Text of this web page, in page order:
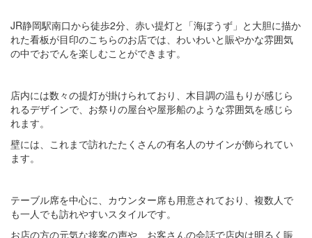
JR静岡駅南口から徒歩2分、赤い提灯と「海ぼうず」と大胆に描か
れた看板が目印のこちらのお店では、わいわいと賑やかな雰囲気
の中でおでんを楽しむことができます。
店内には数々の提灯が掛けられており、木目調の温もりが感じら
れるデザインで、お祭りの屋台や屋形船のような雰囲気を感じら
れます。
壁には、これまで訪れたたくさんの有名人のサインが飾られてい
ます。
テーブル席を中心に、カウンター席も用意されており、複数人で
も一人でも訪れやすいスタイルです。
お店の方の元気な接客の声や、お客さんの会話で店内は明るく賑